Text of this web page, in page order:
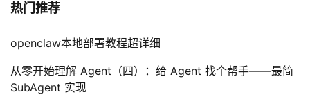
热门推荐
openclaw本地部署教程超详细
从零开始理解 Agent（四）：给 Agent 找个帮手——最简
SubAgent 实现